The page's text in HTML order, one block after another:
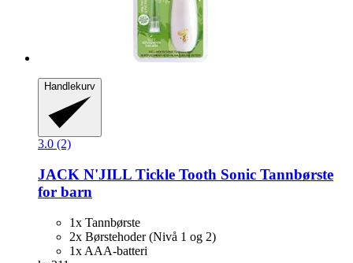
Handlekurv
3.0 (2)
JACK N'JILL Tickle Tooth Sonic Tannbørste
for barn
1x Tannbørste
2x Børstehoder (Nivå 1 og 2)
1x AAA-batteri